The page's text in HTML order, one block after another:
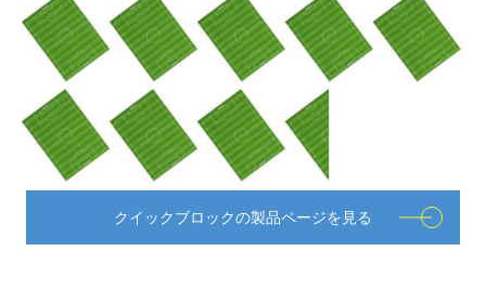
クイックブロックの製品ページを見る